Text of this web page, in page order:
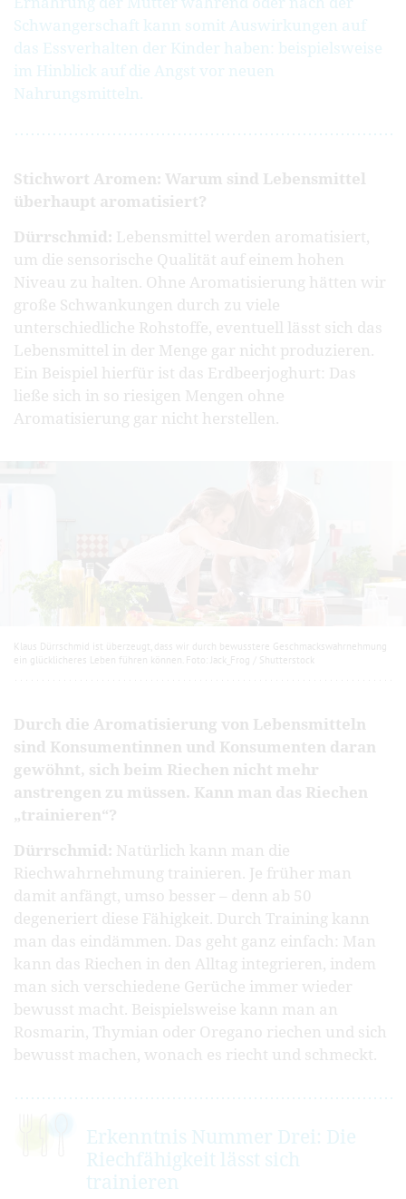
Schwangerschaft kann somit Auswirkungen auf
das Essverhalten der Kinder haben: beispielsweise
im Hinblick auf die Angst vor neuen
Nahrungsmitteln.
Stichwort Aromen: Warum sind Lebensmittel
überhaupt aromatisiert?
Dürrschmid: Lebensmittel werden aromatisiert,
um die sensorische Qualität auf einem hohen
Niveau zu halten. Ohne Aromatisierung hätten wir
große Schwankungen durch zu viele
unterschiedliche Rohstoffe, eventuell lässt sich das
Lebensmittel in der Menge gar nicht produzieren.
Ein Beispiel hierfür ist das Erdbeerjoghurt: Das
ließe sich in so riesigen Mengen ohne
Aromatisierung gar nicht herstellen.
Klaus Dürrschmid ist überzeugt, dass wir durch bewusstere Geschmackswahrnehmung
ein glücklicheres Leben führen können. Foto: Jack_Frog / Shutterstock
Durch die Aromatisierung von Lebensmitteln
sind Konsumentinnen und Konsumenten daran
gewöhnt, sich beim Riechen nicht mehr
anstrengen zu müssen. Kann man das Riechen
„trainieren“?
Dürrschmid: Natürlich kann man die
Riechwahrnehmung trainieren. Je früher man
damit anfängt, umso besser – denn ab 50
degeneriert diese Fähigkeit. Durch Training kann
man das eindämmen. Das geht ganz einfach: Man
kann das Riechen in den Alltag integrieren, indem
man sich verschiedene Gerüche immer wieder
bewusst macht. Beispielsweise kann man an
Rosmarin, Thymian oder Oregano riechen und sich
bewusst machen, wonach es riecht und schmeckt.
Erkenntnis Nummer Drei: Die
Riechfähigkeit lässt sich
trainieren